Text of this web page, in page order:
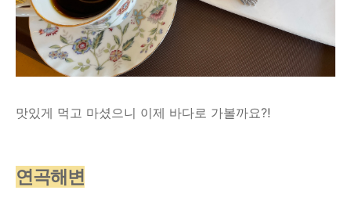
맛있게 먹고 마셨으니 이제 바다로 가볼까요?!
연곡해변